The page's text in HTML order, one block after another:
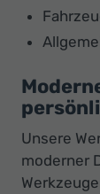
Unsere
moderner